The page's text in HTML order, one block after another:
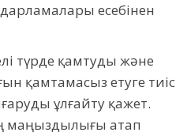
есебінен
түрде қамтуды және
қамтамасыз етуге тиіс
ұлғайту қажет.
маңыздылығы атап